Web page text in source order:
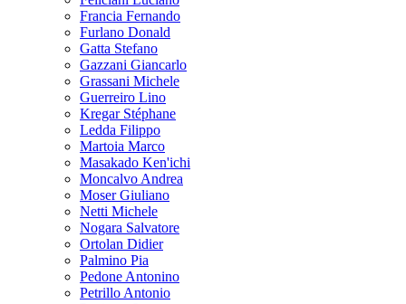
Francia Fernando
Furlano Donald
Gatta Stefano
Gazzani Giancarlo
Grassani Michele
Guerreiro Lino
Kregar Stéphane
Ledda Filippo
Martoia Marco
Masakado Ken'ichi
Moncalvo Andrea
Moser Giuliano
Netti Michele
Nogara Salvatore
Ortolan Didier
Palmino Pia
Pedone Antonino
Petrillo Antonio